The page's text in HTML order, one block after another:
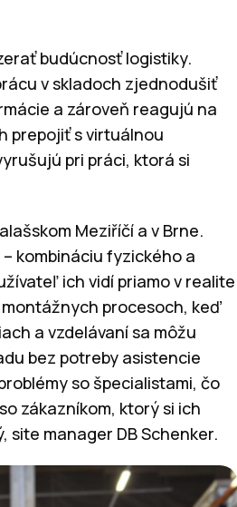
budúcnosť logistiky.
v skladoch zjednodušiť
a zároveň reagujú na
prepojiť s virtuálnou
pri práci, ktorá si
Meziříčí a v Brne.
kombináciu fyzického a
ich vidí priamo v realite
procesoch, keď
a vzdelávaní sa môžu
bez potreby asistencie
so špecialistami, čo
zákazníkom, ktorý si ich
site manager DB Schenker.